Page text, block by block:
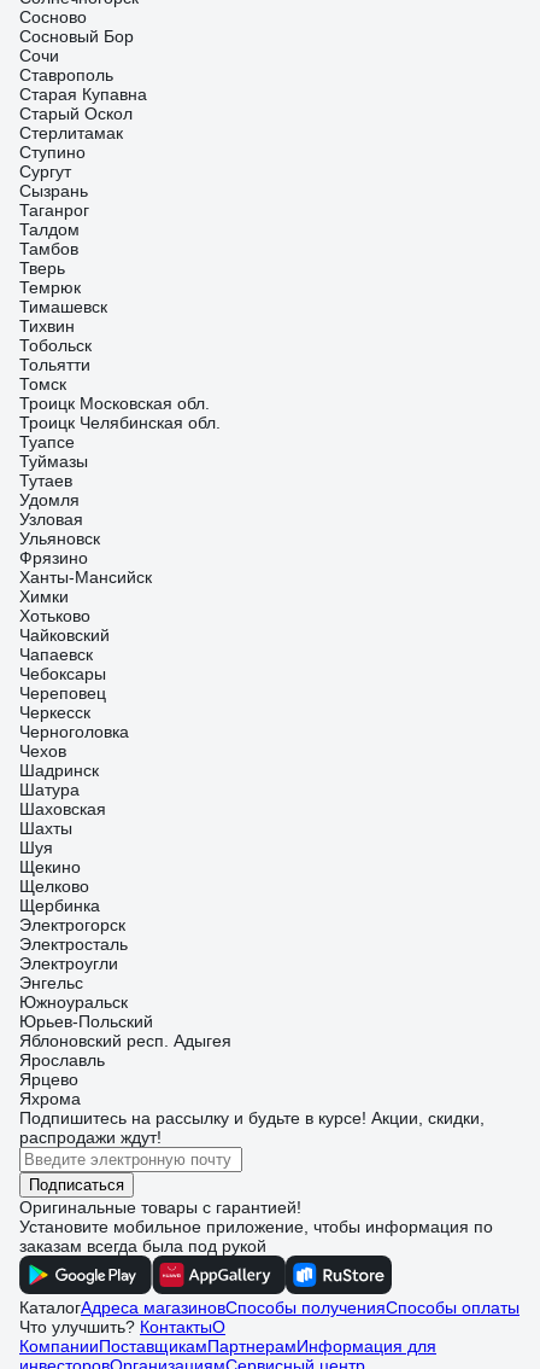
Сосново
Сосновый Бор
Сочи
Ставрополь
Старая Купавна
Старый Оскол
Стерлитамак
Ступино
Сургут
Сызрань
Таганрог
Талдом
Тамбов
Тверь
Темрюк
Тимашевск
Тихвин
Тобольск
Тольятти
Томск
Троицк Московская обл.
Троицк Челябинская обл.
Туапсе
Туймазы
Тутаев
Удомля
Узловая
Ульяновск
Фрязино
Ханты-Мансийск
Химки
Хотьково
Чайковский
Чапаевск
Чебоксары
Череповец
Черкесск
Черноголовка
Чехов
Шадринск
Шатура
Шаховская
Шахты
Шуя
Щекино
Щелково
Щербинка
Электрогорск
Электросталь
Электроугли
Энгельс
Южноуральск
Юрьев-Польский
Яблоновский респ. Адыгея
Ярославль
Ярцево
Яхрома
Подпишитесь на рассылку и будьте в курсе! Акции, скидки,
распродажи ждут!
Подписаться
Оригинальные товары с гарантией!
Установите мобильное приложение, чтобы информация по
заказам всегда была под рукой
КаталогАдреса магазиновСпособы полученияСпособы оплаты
Что улучшить? КонтактыО
КомпанииПоставщикамПартнерамИнформация для